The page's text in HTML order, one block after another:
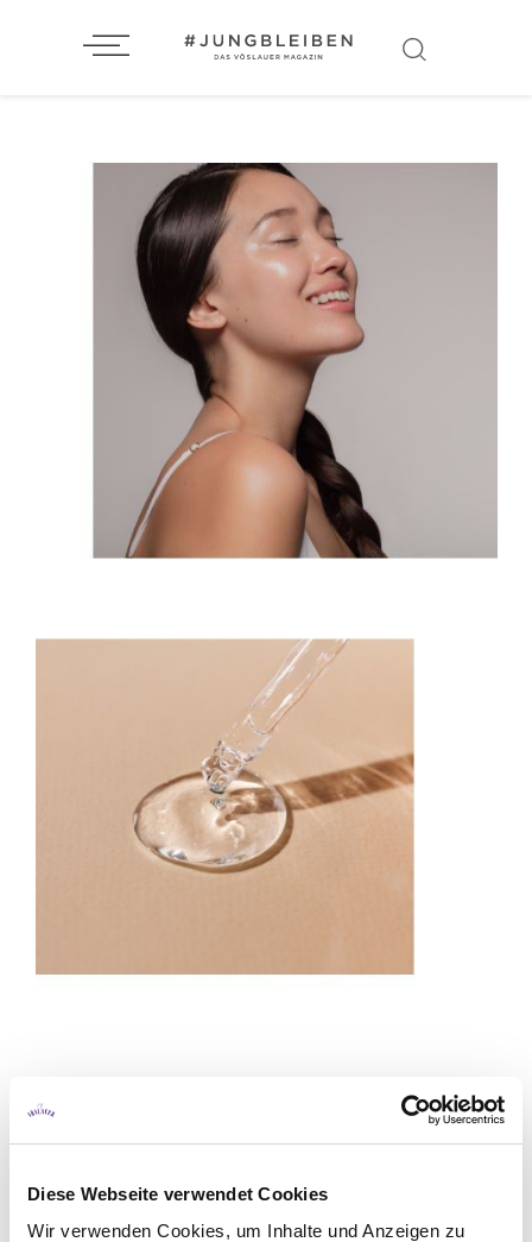
Diese Webseite verwendet Cookies
Wir verwenden Cookies, um Inhalte und Anzeigen zu
Wenn die Haut seufzt: Tipps
für die...